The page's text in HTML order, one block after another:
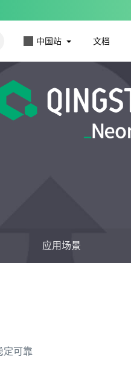
中国站 文档
应用场景
定可靠